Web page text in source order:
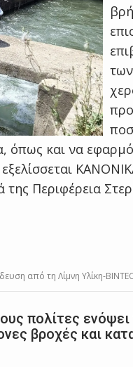
και να
Περιφέρεια
από τη Λίμνη Υλίκη-
πολίτες
βροχές και